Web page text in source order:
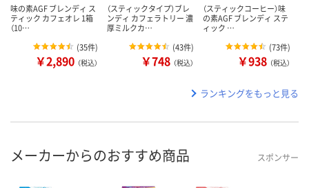
味の素AGF ブレンディ ス
ティック カフェオレ 1箱
（10…
(35件)
￥2,890 （税込）
（スティックタイプ）ブレ
ンディ カフェラトリー 濃
厚ミルクカ…
(43件)
￥748 （税込）
（スティックコーヒー）味
の素AGF ブレンディ ステ
ィック …
(73件)
￥938 （税込）
ランキングをもっと見る
メーカーからのおすすめ商品 スポンサー